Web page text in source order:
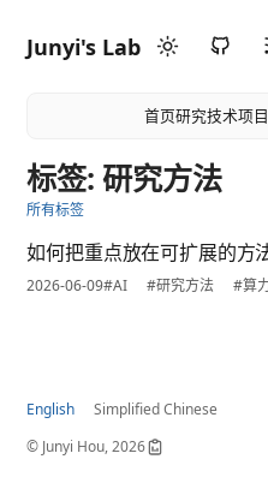
Junyi's Lab
首页研究技术项目
标签: 研究方法
所有标签
如何把重点放在可扩展的方
2026-06-09#AI #研究方法 #算
English
Simplified Chinese
© Junyi Hou, 2026